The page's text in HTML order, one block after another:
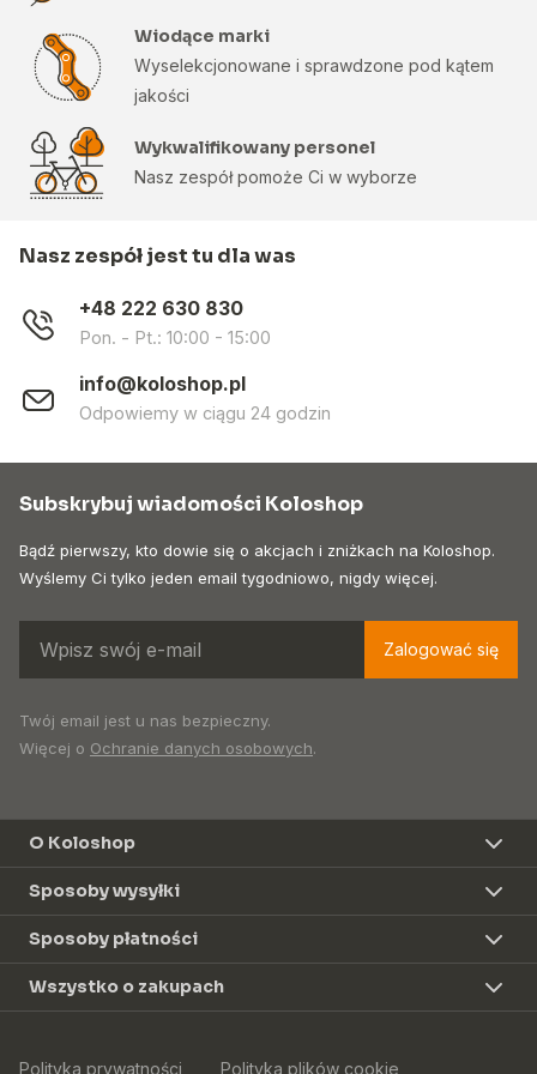
Wiodące marki
Wyselekcjonowane i sprawdzone pod kątem
jakości
Wykwalifikowany personel
Nasz zespół pomoże Ci w wyborze
Nasz zespół jest tu dla was
+48 222 630 830
Pon. - Pt.: 10:00 - 15:00
info@koloshop.pl
Odpowiemy w ciągu 24 godzin
Subskrybuj wiadomości Koloshop
Bądź pierwszy, kto dowie się o akcjach i zniżkach na Koloshop.
Wyślemy Ci tylko jeden email tygodniowo, nigdy więcej.
Zalogować się
Twój email jest u nas bezpieczny.
Więcej o Ochranie danych osobowych.
O Koloshop
Sposoby wysyłki
Sposoby płatności
Wszystko o zakupach
Polityka prywatności Polityka plików cookie